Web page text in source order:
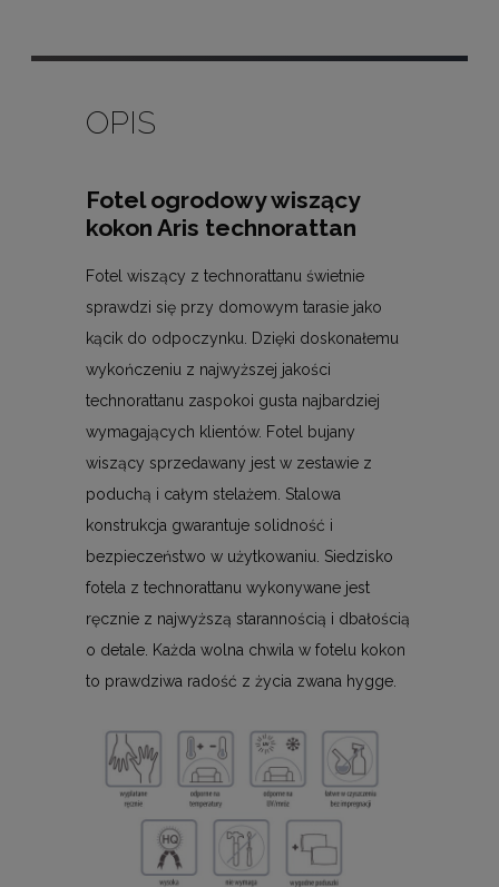
OPIS
Fotel ogrodowy wiszący
kokon Aris technorattan
Fotel wiszący z technorattanu świetnie
sprawdzi się przy domowym tarasie jako
kącik do odpoczynku. Dzięki doskonałemu
wykończeniu z najwyższej jakości
technorattanu zaspokoi gusta najbardziej
wymagających klientów. Fotel bujany
wiszący sprzedawany jest w zestawie z
poduchą i całym stelażem. Stalowa
konstrukcja gwarantuje solidność i
bezpieczeństwo w użytkowaniu. Siedzisko
fotela z technorattanu wykonywane jest
ręcznie z najwyższą starannością i dbałością
o detale. Każda wolna chwila w fotelu kokon
to prawdziwa radość z życia zwana hygge.